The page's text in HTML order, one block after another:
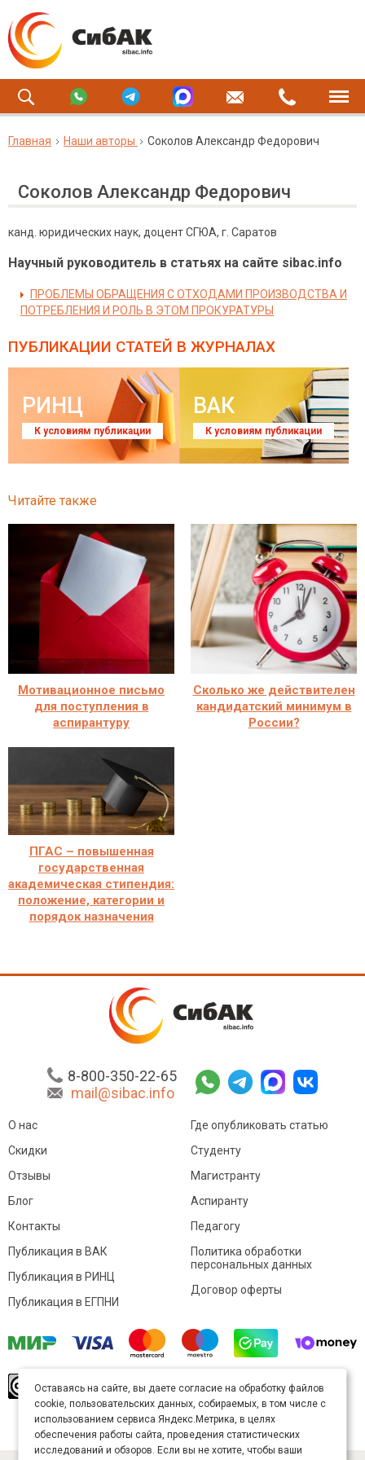
Главная Наши авторы Соколов Александр Федорович
Соколов Александр Федорович
канд. юридических наук, доцент СГЮА, г. Саратов
Научный руководитель в статьях на сайте sibac.info
ПРОБЛЕМЫ ОБРАЩЕНИЯ С ОТХОДАМИ ПРОИЗВОДСТВА И
ПОТРЕБЛЕНИЯ И РОЛЬ В ЭТОМ ПРОКУРАТУРЫ
ПУБЛИКАЦИИ СТАТЕЙ В ЖУРНАЛАХ
РИНЦ
К условиям публикации
ВАК
К условиям публикации
Читайте также
Мотивационное письмо
для поступления в
аспирантуру
Сколько же действителен
кандидатский минимум в
России?
ПГАС – повышенная
государственная
академическая стипендия:
положение, категории и
порядок назначения
8-800-350-22-65
mail@sibac.info
О нас
Скидки
Отзывы
Блог
Контакты
Где опубликовать статью
Студенту
Магистранту
Аспиранту
Педагогу
Публикация в ВАК
Публикация в РИНЦ
Публикация в ЕГПНИ
Политика обработки
персональных данных
Договор оферты
произведение доступно полицензии Creative
Commons «Attribution» («Атрибуция») 4.0
Непортированная.
Карта сайта
Оставаясь на сайте, вы даете согласие на обработку файлов
cookie, пользовательских данных, собираемых, в том числе с
использованием сервиса Яндекс.Метрика, в целях
обеспечения работы сайта, проведения статистических
исследований и обзоров. Если вы не хотите, чтобы ваши